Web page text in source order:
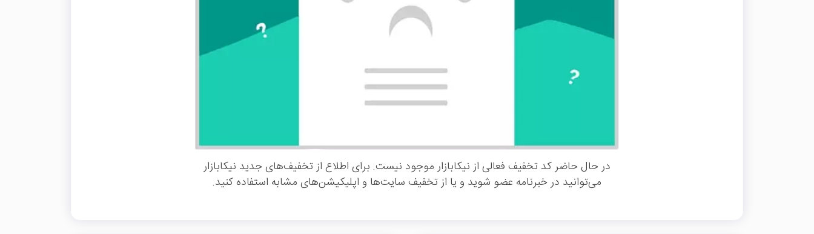
در حال حاضر کد تخفیف فعالی از نیکابازار موجود نیست. برای اطلاع از تخفیف‌های جدید نیکابازار
می‌توانید در خبرنامه عضو شوید و یا از تخفیف سایت‌ها و اپلیکیشن‌های مشابه استفاده کنید.